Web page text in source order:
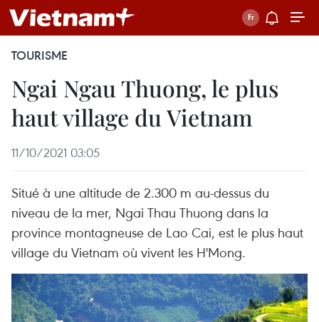
TOURISME
Ngai Ngau Thuong, le plus
haut village du Vietnam
11/10/2021 03:05
Situé à une altitude de 2.300 m au-dessus du
niveau de la mer, Ngai Thau Thuong dans la
province montagneuse de Lao Cai, est le plus haut
village du Vietnam où vivent les H'Mong.